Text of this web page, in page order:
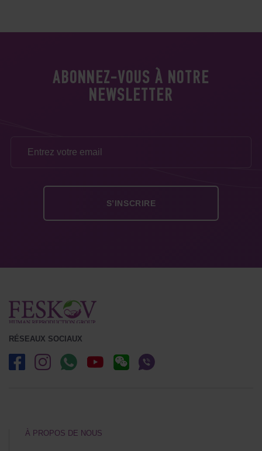
ABONNEZ-VOUS À NOTRE
NEWSLETTER
RÉSEAUX SOCIAUX
À PROPOS DE NOUS